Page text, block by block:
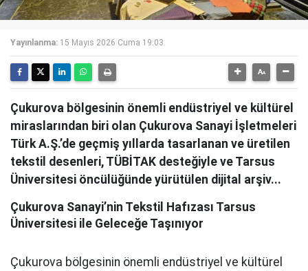
Yayınlanma: 15 Mayıs 2026 Cuma 19:03
Çukurova bölgesinin önemli endüstriyel ve kültürel
miraslarından biri olan Çukurova Sanayi İşletmeleri
Türk A.Ş.’de geçmiş yıllarda tasarlanan ve üretilen
tekstil desenleri, TÜBİTAK desteğiyle ve Tarsus
Üniversitesi öncülüğünde yürütülen dijital arşiv...
Çukurova Sanayi’nin Tekstil Hafızası Tarsus
Üniversitesi ile Geleceğe Taşınıyor
Çukurova bölgesinin önemli endüstriyel ve kültürel